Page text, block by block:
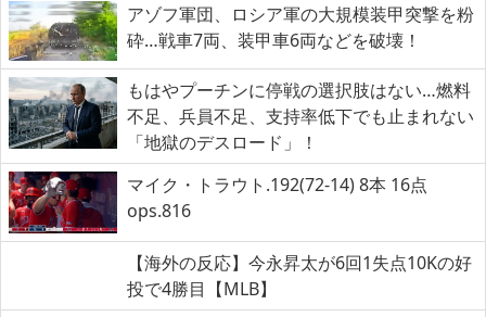
アゾフ軍団、ロシア軍の大規模装甲突撃を粉
砕…戦車7両、装甲車6両などを破壊！
もはやプーチンに停戦の選択肢はない…燃料
不足、兵員不足、支持率低下でも止まれない
「地獄のデスロード」！
マイク・トラウト.192(72-14) 8本 16点
ops.816
【海外の反応】今永昇太が6回1失点10Kの好
投で4勝目【MLB】